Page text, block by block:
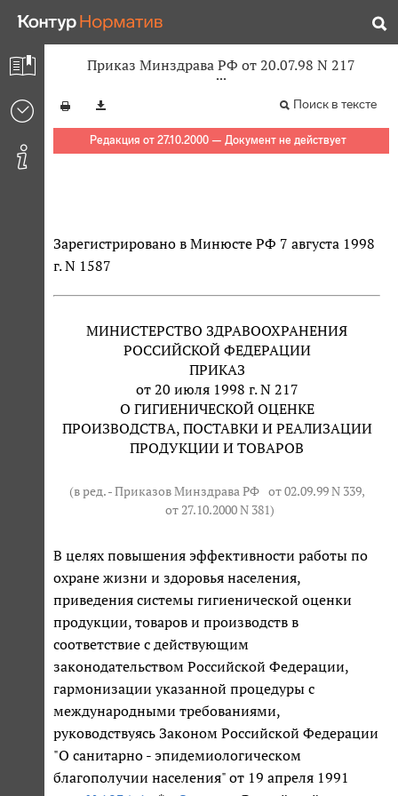
Приказ Минздрава РФ от 20.07.98 N 217
Поиск в тексте
Редакция от 27.10.2000 — Документ не действует
Зарегистрировано в Минюсте РФ 7 августа 1998
г. N 1587
МИНИСТЕРСТВО ЗДРАВООХРАНЕНИЯ
РОССИЙСКОЙ ФЕДЕРАЦИИ
ПРИКАЗ
от 20 июля 1998 г. N 217
О ГИГИЕНИЧЕСКОЙ ОЦЕНКЕ
ПРОИЗВОДСТВА, ПОСТАВКИ И РЕАЛИЗАЦИИ
ПРОДУКЦИИ И ТОВАРОВ
(в ред. - Приказов Минздрава РФ от 02.09.99 N 339,
от 27.10.2000 N 381)
В целях повышения эффективности работы по
охране жизни и здоровья населения,
приведения системы гигиенической оценки
продукции, товаров и производств в
соответствие с действующим
законодательством Российской Федерации,
гармонизации указанной процедуры с
международными требованиями,
руководствуясь Законом Российской Федерации
"О санитарно - эпидемиологическом
благополучии населения" от 19 апреля 1991